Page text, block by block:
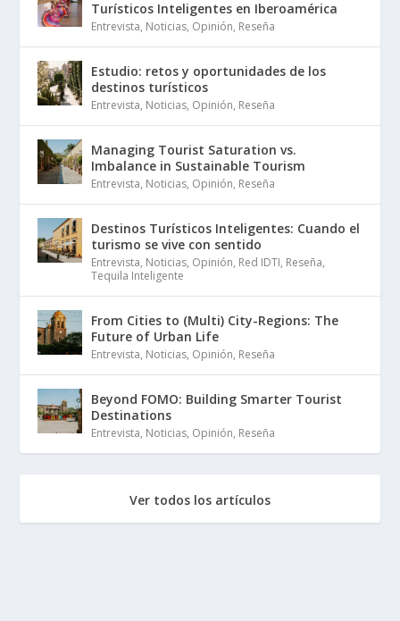
Turísticos Inteligentes en Iberoamérica
Entrevista, Noticias, Opinión, Reseña
Estudio: retos y oportunidades de los
destinos turísticos
Entrevista, Noticias, Opinión, Reseña
Managing Tourist Saturation vs.
Imbalance in Sustainable Tourism
Entrevista, Noticias, Opinión, Reseña
Destinos Turísticos Inteligentes: Cuando el
turismo se vive con sentido
Entrevista, Noticias, Opinión, Red IDTI, Reseña,
Tequila Inteligente
From Cities to (Multi) City-Regions: The
Future of Urban Life
Entrevista, Noticias, Opinión, Reseña
Beyond FOMO: Building Smarter Tourist
Destinations
Entrevista, Noticias, Opinión, Reseña
Ver todos los artículos